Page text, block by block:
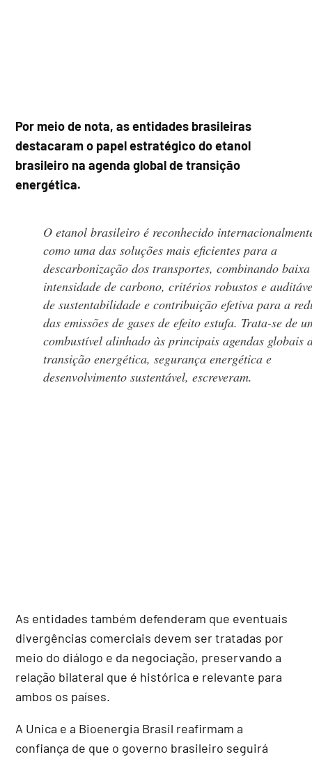
Por meio de nota, as entidades brasileiras
destacaram o papel estratégico do etanol
brasileiro na agenda global de transição
energética.
O etanol brasileiro é reconhecido
como uma das soluções mais eficientes para a
descarbonização dos transportes, combinando baixa
intensidade de carbono, critérios robustos e
de sustentabilidade e contribuição efetiva para a
das emissões de gases de efeito estufa. Trata-se de
combustível alinhado às principais agendas globais
transição energética, segurança energética e
desenvolvimento sustentável, escreveram.
As entidades também defenderam que eventuais
divergências comerciais devem ser tratadas por
meio do diálogo e da negociação, preservando a
relação bilateral que é histórica e relevante para
ambos os países.
A Unica e a Bioenergia Brasil reafirmam a
confiança de que o governo brasileiro seguirá